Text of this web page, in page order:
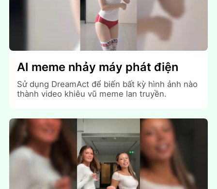
AI meme nhảy máy phát điện
Sử dụng DreamAct để biến bất kỳ hình ảnh nào
thành video khiêu vũ meme lan truyền.